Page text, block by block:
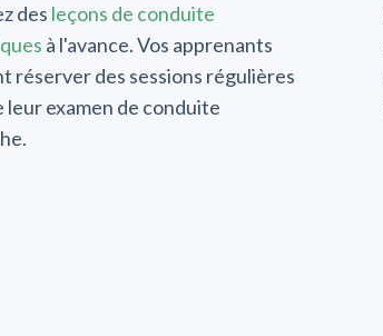
des leçons de conduite
à l'avance. Vos apprenants
réserver des sessions régulières
leur examen de conduite